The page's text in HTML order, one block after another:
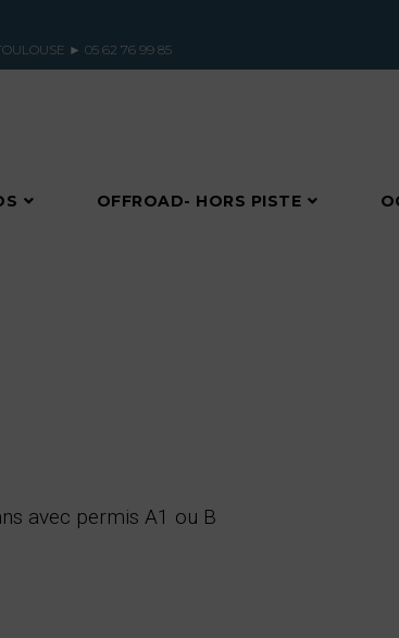
► 05 62 76 99 85
OFFROAD- HORS PISTE
avec permis A1 ou B